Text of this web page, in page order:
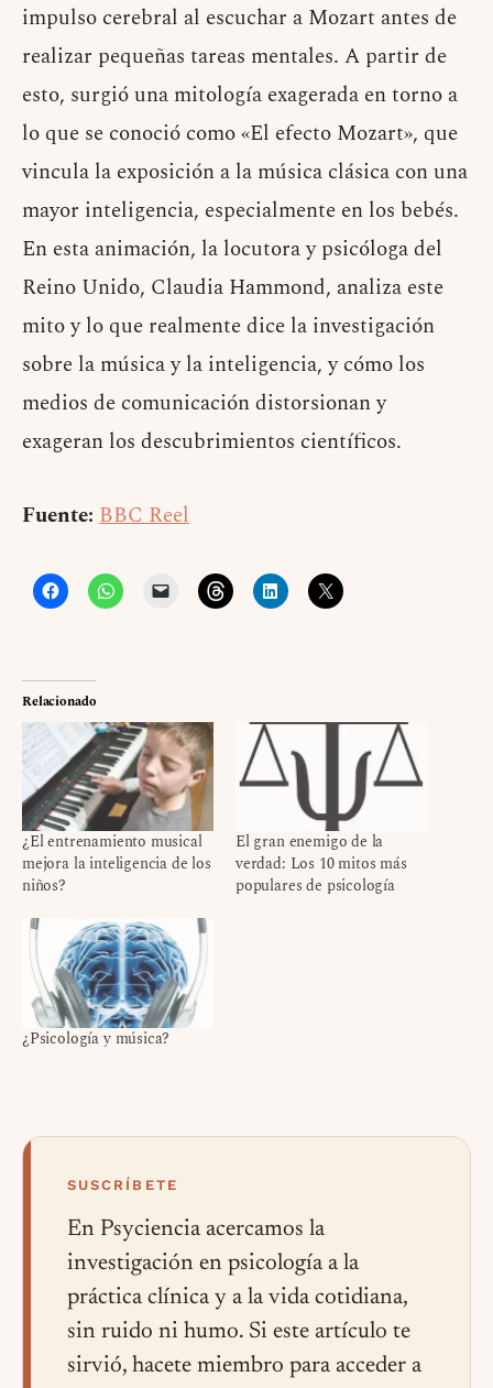
impulso cerebral al escuchar a Mozart antes de
realizar pequeñas tareas mentales. A partir de
esto, surgió una mitología exagerada en torno a
lo que se conoció como «El efecto Mozart», que
vincula la exposición a la música clásica con una
mayor inteligencia, especialmente en los bebés.
En esta animación, la locutora y psicóloga del
Reino Unido, Claudia Hammond, analiza este
mito y lo que realmente dice la investigación
sobre la música y la inteligencia, y cómo los
medios de comunicación distorsionan y
exageran los descubrimientos científicos.
Fuente: BBC Reel
Relacionado
¿El entrenamiento musical
mejora la inteligencia de los
niños?
El gran enemigo de la
verdad: Los 10 mitos más
populares de psicología
¿Psicología y música?
SUSCRÍBETE
En Psyciencia acercamos la
investigación en psicología a la
práctica clínica y a la vida cotidiana,
sin ruido ni humo. Si este artículo te
sirvió, hacete miembro para acceder a